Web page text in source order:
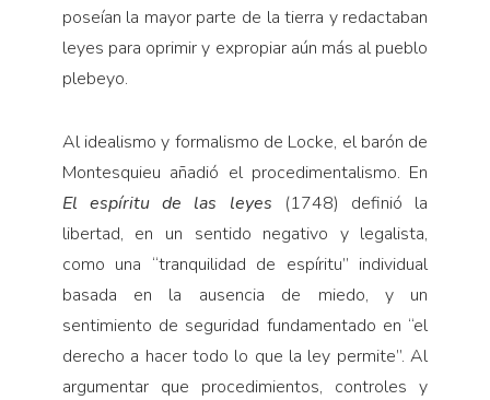
poseían la mayor parte de la tierra y redactaban
leyes para oprimir y expropiar aún más al pueblo
plebeyo.
Al idealismo y formalismo de Locke, el barón de
Montesquieu añadió el procedimentalismo. En
El es­píritu de las leyes (1748) definió la
libertad, en un sen­tido negativo y legalista,
como una “tranquilidad de espíritu” individual
basada en la ausencia de miedo, y un
sentimiento de seguridad fundamentado en “el
derecho a hacer todo lo que la ley permite”. Al
argu­mentar que proce­dimientos, contro­les y